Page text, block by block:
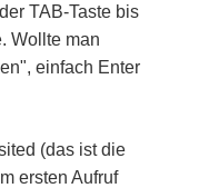
TAB-Taste bis
Wollte man
einfach Enter
(das ist die
ersten Aufruf